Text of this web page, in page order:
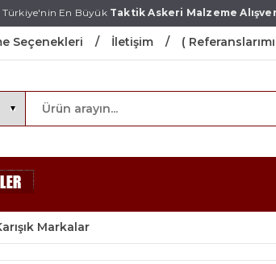
Türkiye'nin En BüyükTaktik Askeri Malzeme
Seçenekleri İletişim (
Markalar